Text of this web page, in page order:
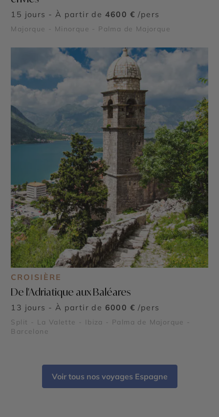
15 jours - À partir de 4600 € /pers
Majorque - Minorque - Palma de Majorque
CROISIÈRE
De l'Adriatique aux Baléares
13 jours - À partir de 6000 € /pers
Split - La Valette - Ibiza - Palma de Majorque -
Barcelone
Voir tous nos voyages Espagne